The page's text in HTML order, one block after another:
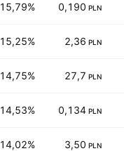
15,79% 0,190 PLN
15,25% 2,36 PLN
14,75% 27,7 PLN
14,53% 0,134 PLN
14,02% 3,50 PLN